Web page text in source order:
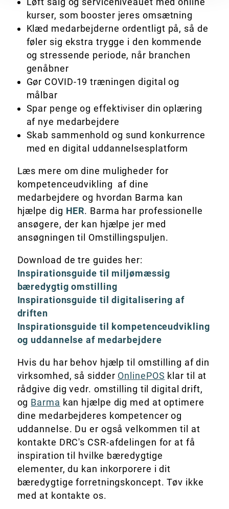
kurser, som booster jeres omsætning
Klæd medarbejderne ordentligt på, så de
føler sig ekstra trygge i den kommende
og stressende periode, når branchen
genåbner
Gør COVID-19 træningen digital og
målbar
Spar penge og effektiviser din oplæring
af nye medarbejdere
Skab sammenhold og sund konkurrence
med en digital uddannelsesplatform
Læs mere om dine muligheder for
kompetenceudvikling af dine
medarbejdere og hvordan Barma kan
hjælpe dig HER. Barma har professionelle
ansøgere, der kan hjælpe jer med
ansøgningen til Omstillingspuljen.
Download de tre guides her:
Inspirationsguide til miljømæssig
bæredygtig omstilling
Inspirationsguide til digitalisering af
driften
Inspirationsguide til kompetenceudvikling
og uddannelse af medarbejdere
Hvis du har behov hjælp til omstilling af din
virksomhed, så sidder OnlinePOS klar til at
rådgive dig vedr. omstilling til digital drift,
og Barma kan hjælpe dig med at optimere
dine medarbejderes kompetencer og
uddannelse. Du er også velkommen til at
kontakte DRC's CSR-afdelingen for at få
inspiration til hvilke bæredygtige
elementer, du kan inkorporere i dit
bæredygtige forretningskoncept. Tøv ikke
med at kontakte os.